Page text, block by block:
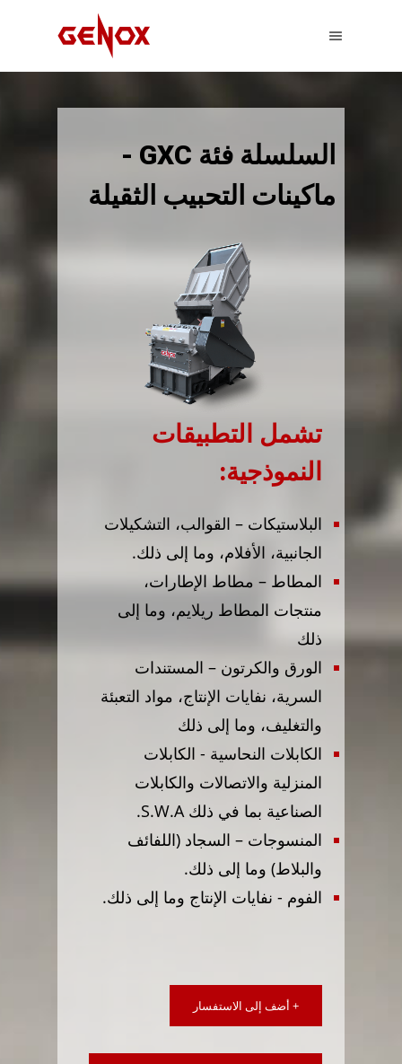
السلسلة فئة GXC -
ماكينات التحبيب الثقيلة
تشمل التطبيقات
النموذجية:
البلاستيكات – القوالب، التشكيلات
الجانبية، الأفلام، وما إلى ذلك.
المطاط – مطاط الإطارات،
منتجات المطاط ريلايم، وما إلى
ذلك
الورق والكرتون – المستندات
السرية، نفايات الإنتاج، مواد التعبئة
والتغليف، وما إلى ذلك
الكابلات النحاسية - الكابلات
المنزلية والاتصالات والكابلات
الصناعية بما في ذلك S.W.A.
المنسوجات – السجاد (اللفائف
والبلاط) وما إلى ذلك.
الفوم - نفايات الإنتاج وما إلى ذلك.
+ أضف إلى الاستفسار